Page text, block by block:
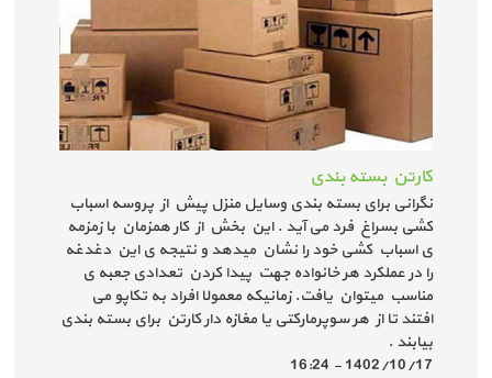
کارتن بسته بندی
نگرانی برای بسته بندی وسایل منزل پیش از پروسه اسباب
کشی بسراغ فرد می آید . این بخش از کار همزمان با زمزمه
ی اسباب کشی خود را نشان میدهد و نتیجه ی این دغدغه
را در عملکرد هر خانواده جهت پیدا کردن تعدادی جعبه ی
مناسب میتوان یافت. زمانیکه معمولا افراد به تکاپو می
افتند تا از هر سوپرمارکتی یا مغازه دار کارتن برای بسته بندی
بیابند .
1402/10/17 - 16:24